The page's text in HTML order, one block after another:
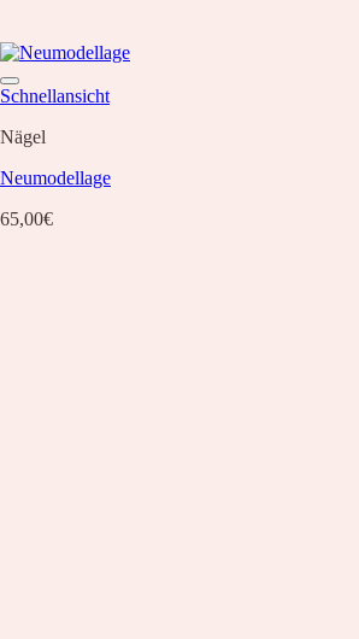
Schnellansicht
Nägel
Neumodellage
65,00€